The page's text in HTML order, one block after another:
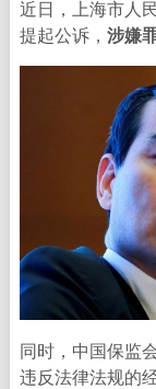
近日，上海市人
提起公诉， 涉嫌
同时，中国保监
违反法律法规的